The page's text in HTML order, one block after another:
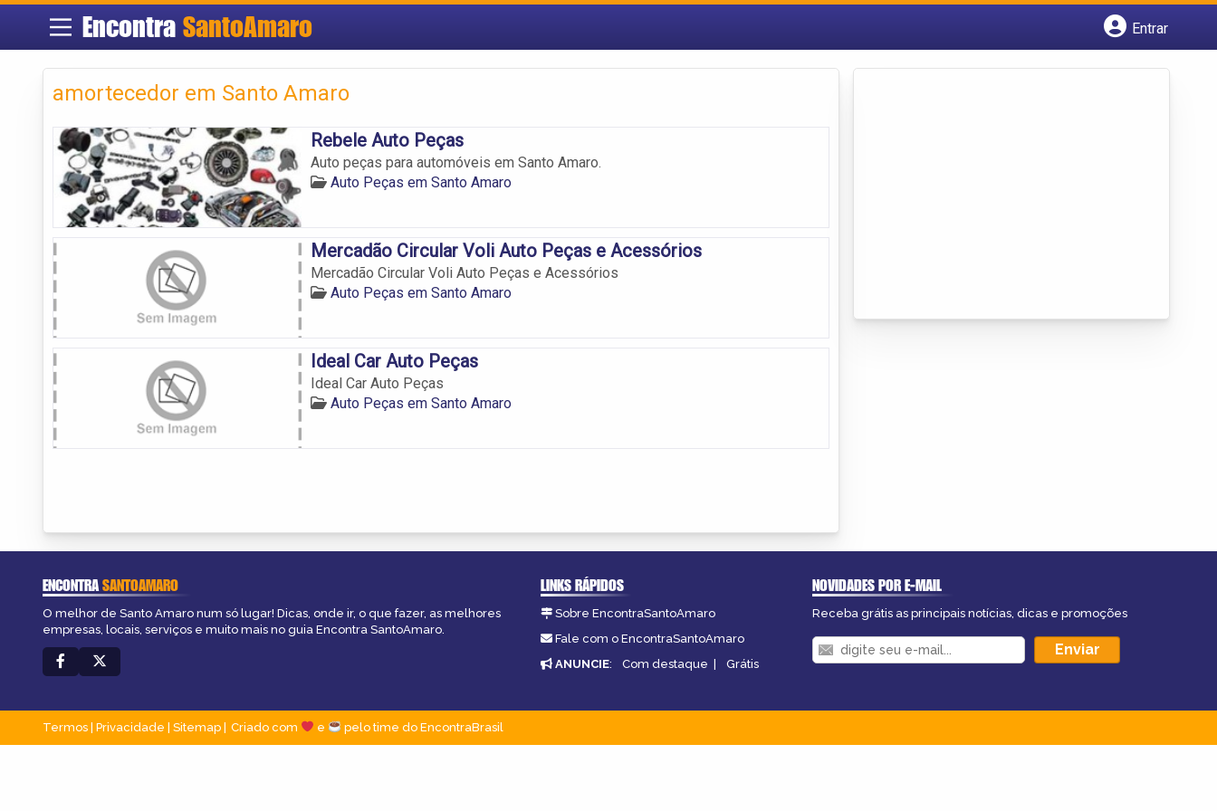
Encontra SantoAmaro
Entrar
amortecedor em Santo Amaro
Rebele Auto Peças
Auto peças para automóveis em Santo Amaro.
Auto Peças em Santo Amaro
Mercadão Circular Voli Auto Peças e Acessórios
Mercadão Circular Voli Auto Peças e Acessórios
Auto Peças em Santo Amaro
Ideal Car Auto Peças
Ideal Car Auto Peças
Auto Peças em Santo Amaro
ENCONTRASANTOAMARO
O melhor de Santo Amaro num só lugar! Dicas, onde ir, o que fazer, as melhores
empresas, locais, serviços e muito mais no guia Encontra SantoAmaro.
LINKS RÁPIDOS
Sobre EncontraSantoAmaro
Fale com o EncontraSantoAmaro
ANUNCIE: Com destaque | Grátis
NOVIDADES POR E-MAIL
Receba grátis as principais notícias, dicas e promoções
Termos Privacidade Sitemap Criado com e pelo time do EncontraBrasil